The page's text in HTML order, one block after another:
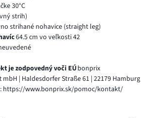
30°C
strih)
strihané nohavice (straight leg)
64.5 cm vo veľkosti 42
je zodpovedný voči EÚbonprix
| Haldesdorfer Straße 61 | 22179 Hamburg
https://www.bonprix.sk/pomoc/kontakt/